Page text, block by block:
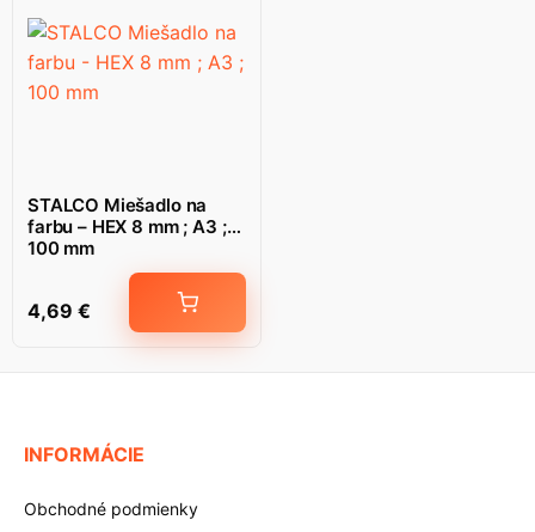
STALCO Miešadlo na
farbu – HEX 8 mm ; A3 ;
100 mm
4,69 €
INFORMÁCIE
Obchodné podmienky